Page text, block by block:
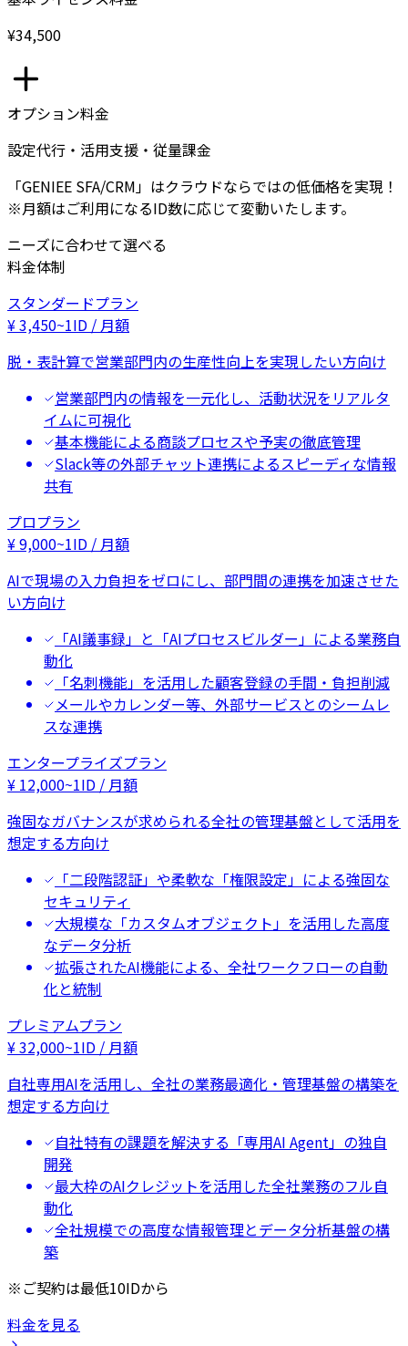
¥34,500
オプション料金
設定代行・活用支援・従量課金
「GENIEE SFA/CRM」はクラウドならではの低価格を実現！
※月額はご利用になるID数に応じて変動いたします。
ニーズに合わせて選べる
料金体制
スタンダードプラン
¥3,450~1ID / 月額
脱・表計算で営業部門内の生産性向上を実現したい方向け
営業部門内の情報を一元化し、活動状況をリアルタ
イムに可視化
基本機能による商談プロセスや予実の徹底管理
Slack等の外部チャット連携によるスピーディな情報
共有
プロプラン
¥9,000~1ID / 月額
AIで現場の入力負担をゼロにし、部門間の連携を加速させた
い方向け
「AI議事録」と「AIプロセスビルダー」による業務自
動化
「名刺機能」を活用した顧客登録の手間・負担削減
メールやカレンダー等、外部サービスとのシームレ
スな連携
エンタープライズプラン
¥ 12,000~1ID / 月額
強固なガバナンスが求められる全社の管理基盤として活用を
想定する方向け
「二段階認証」や柔軟な「権限設定」による強固な
セキュリティ
大規模な「カスタムオブジェクト」を活用した高度
なデータ分析
拡張されたAI機能による、全社ワークフローの自動
化と統制
プレミアムプラン
¥32,000~1ID / 月額
自社専用AIを活用し、全社の業務最適化・管理基盤の構築を
想定する方向け
自社特有の課題を解決する「専用AI Agent」の独自
開発
最大枠のAIクレジットを活用した全社業務のフル自
動化
全社規模での高度な情報管理とデータ分析基盤の構
築
※ご契約は最低10IDから
料金を見る